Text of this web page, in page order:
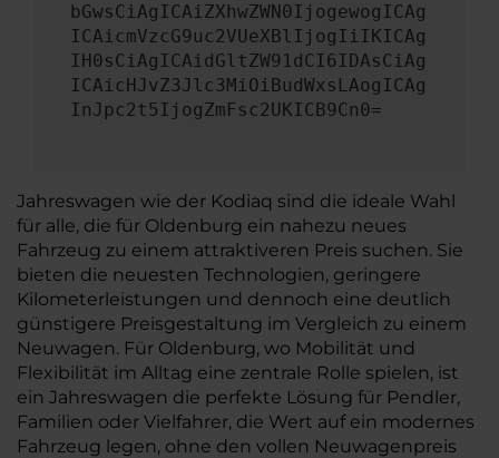
bGwsCiAgICAiZXhwZWN0IjogewogICAg
ICAicmVzcG9uc2VUeXBlIjogIiIKICAg
IH0sCiAgICAidGltZW91dCI6IDAsCiAg
ICAicHJvZ3Jlc3MiOiBudWxsLAogICAg
InJpc2t5IjogZmFsc2UKICB9Cn0=
Jahreswagen wie der Kodiaq sind die ideale Wahl
für alle, die für Oldenburg ein nahezu neues
Fahrzeug zu einem attraktiveren Preis suchen. Sie
bieten die neuesten Technologien, geringere
Kilometerleistungen und dennoch eine deutlich
günstigere Preisgestaltung im Vergleich zu einem
Neuwagen. Für Oldenburg, wo Mobilität und
Flexibilität im Alltag eine zentrale Rolle spielen, ist
ein Jahreswagen die perfekte Lösung für Pendler,
Familien oder Vielfahrer, die Wert auf ein modernes
Fahrzeug legen, ohne den vollen Neuwagenpreis